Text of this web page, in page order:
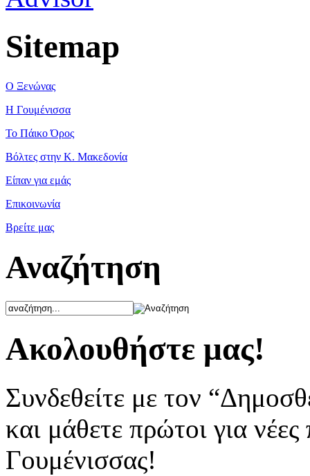
Sitemap
Ο Ξενώνας
Η Γουμένισσα
Το Πάικο Όρος
Βόλτες στην Κ. Μακεδονία
Είπαν για εμάς
Επικοινωνία
Βρείτε μας
Αναζήτηση
Ακολουθήστε μας!
Συνδεθείτε με τον
και μάθετε πρώτοι για
Γουμένισσας!